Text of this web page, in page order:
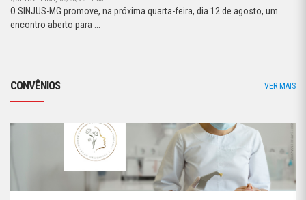
O SINJUS-MG promove, na próxima quarta-feira, dia 12 de agosto, um
encontro aberto para ...
CONVÊNIOS VER MAIS